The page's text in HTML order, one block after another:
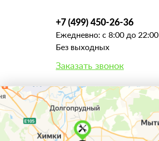
+7 (499) 450-26-36
Ежедневно: с 8:00 до 22:00
Без выходных
Заказать звонок